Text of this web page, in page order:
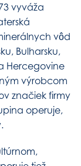
vyváža
vôd
Bulharsku,
Hercegovine
výrobcom
značiek firmy
operuje,